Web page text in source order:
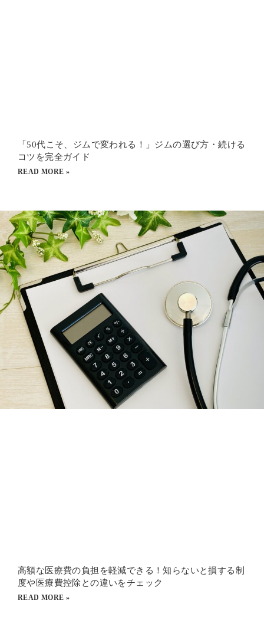
「50代こそ、ジムで変われる！」ジムの選び方・続ける
コツを完全ガイド
READ MORE »
高額な医療費の負担を軽減できる！知らないと損する制
度や医療費控除との違いをチェック
READ MORE »